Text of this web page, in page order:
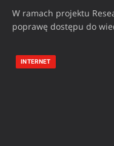
W ramach projektu
poprawę dostępu do
INTERNET